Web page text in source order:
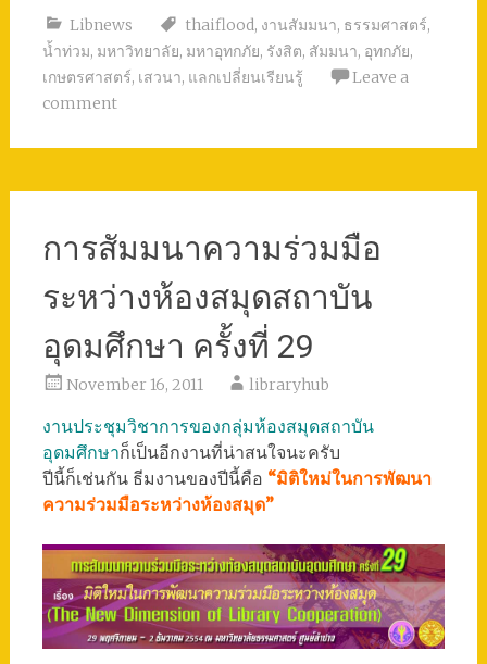
Libnews thaiflood, งานสัมมนา, ธรรมศาสตร์,
น้ำท่วม, มหาวิทยาลัย, มหาอุทกภัย, รังสิต, สัมมนา, อุทกภัย,
เกษตรศาสตร์, เสวนา, แลกเปลี่ยนเรียนรู้
Leave a
comment
การสัมมนาความร่วมมือ
ระหว่างห้องสมุดสถาบัน
อุดมศึกษา ครั้งที่ 29
November 16, 2011 libraryhub
งานประชุมวิชาการของกลุ่มห้องสมุดสถาบัน
อุดมศึกษาก็เป็นอีกงานที่น่าสนใจนะครับ
ปีนี้ก็เช่นกัน ธีมงานของปีนี้คือ “มิติใหม่ในการพัฒนา
ความร่วมมือระหว่างห้องสมุด”